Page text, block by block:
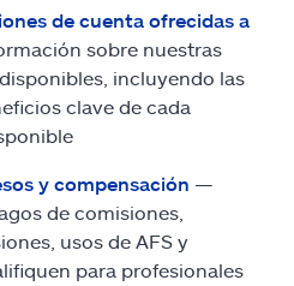
de cuenta ofrecidas a
sobre nuestras
incluyendo las
clave de cada
y compensación —
de comisiones,
usos de AFS y
para profesionales